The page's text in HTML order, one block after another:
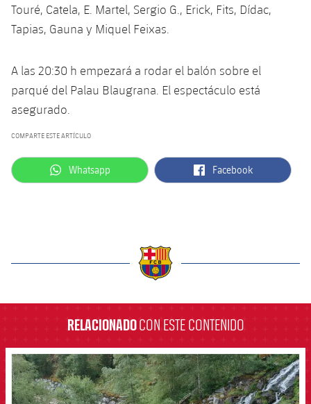
Touré, Catela, E. Martel, Sergio G., Erick, Fits, Dídac,
Tapias, Gauna y Miquel Feixas.
A las 20:30 h empezará a rodar el balón sobre el
parqué del Palau Blaugrana. El espectáculo está
asegurado.
COMPARTE ESTE ARTÍCULO
label.aria.whatsapp
Whatsapp label.aria.facebook
Facebook
RELACIONADOCON ESTE CONTENIDO
FCB Barcelona badge